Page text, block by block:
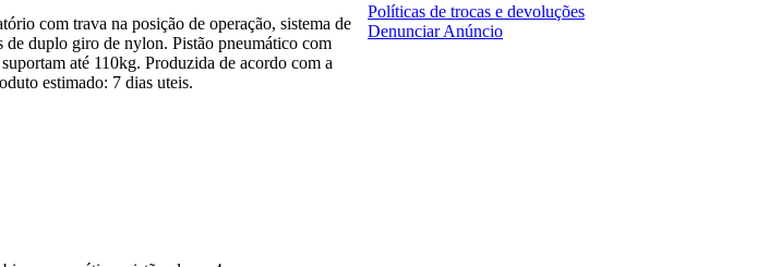
Políticas de trocas e devoluções
Denunciar Anúncio
com trava na posição de operação, sistema de
de duplo giro de nylon. Pistão pneumático com
até 110kg. Produzida de acordo com a
estimado: 7 dias uteis.